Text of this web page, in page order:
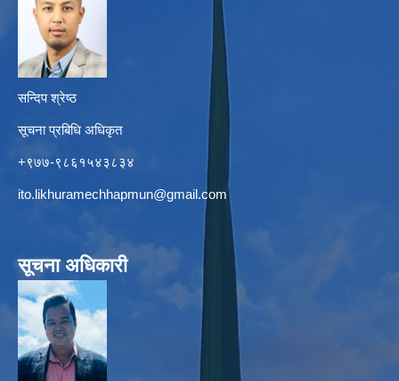
सन्दिप श्रेष्ठ
सूचना प्रबिधि अधिकृत
+९७७-९८६१५४३८३४
ito.likhuramechhapmun@gmail.com
सूचना अधिकारी